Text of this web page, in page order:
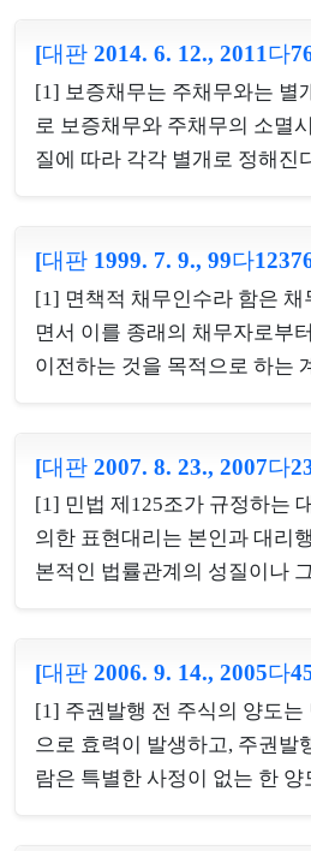
었다고 할 수는 없는바, 권한
는 방식에 의하여 약속어음을
자가 이를 묵시적으로 추인하
인의 의사가 표시되...
는 설사 대표이사가 회사의 영
기 또는 제3자의 이익을 도모
남용한 것이라 할지라도 일단
하고, 다만 그 행위의 상대방이
남용한 경우에도 마찬가지이다. [2] 법인의 대표자
행위가 직무에 관한 행위에 해
자 자신이 알았거나 또는 중대
[대판 2014. 6. 12., 2011다
[1] 보증채무는 주채무와는 별
로 보증채무와 주채무의 소멸
질에 따라 각각 별개로 정해진
년으로 연장된 상태에서 주채
한 사정이 없는 한 보증채무에
조 각 호의 단기소멸시효가 적
에 따라 보증인에 대한 채권이
식회사를 상대로 제기한 물품
승소판결이 확정된 후 丙이 乙
를 연대보증한 사안에서, 상인
대금채권에 대하여 丙...
[대판 1999. 7. 9., 99다
[1] 면책적 채무인수라 함은
면서 이를 종래의 채무자로부
이전하는 것을 목적으로 하는
채무자와 동일한 채무를 부담
무자는 채무관계에서 탈퇴하
므로, 인수채무가 원래 5년의
던 채무라면 그 후 면책적 채무
는다 할 것이고, 이는 채무인수
적 상행위에 해당하지 아니한
아니다. [2] 면책적 채무인수가
의 소멸시효기간은...
[대판 2007. 8. 23., 2007다
[1] 민법 제125조가 규정하는 대리권 수여의 표시에
의한 표현대리는 본인과 대리
본적인 법률관계의 성질이나
는 표시를 제3자에게 한 경우에 성립한
15조의 부분적 포괄대리권을
특정한 종류 또는 특정한 사항
행위를 할 수 있는 대리권을 가
[대판 2006. 9. 14., 2005다
[1] 주권발행 전 주식의 양도
으로 효력이 발생하고, 주권발
람은 특별한 사정이 없는 한